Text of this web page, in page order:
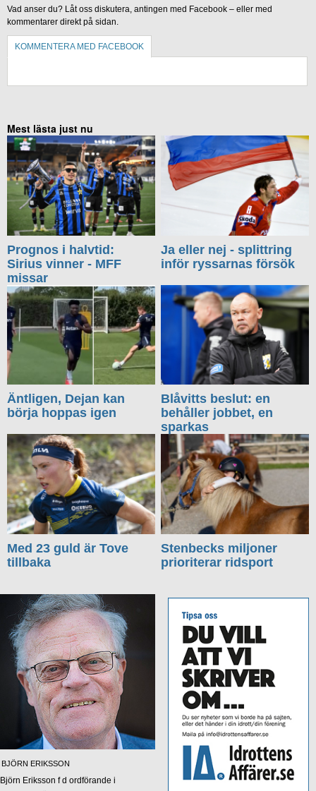
Vad anser du? Låt oss diskutera, antingen med Facebook – eller med
kommentarer direkt på sidan.
KOMMENTERA MED FACEBOOK
Mest lästa just nu
Prognos i halvtid:
Sirius vinner - MFF
missar
Ja eller nej - splittring
inför ryssarnas försök
Äntligen, Dejan kan
börja hoppas igen
Blåvitts beslut: en
behåller jobbet, en
sparkas
Med 23 guld är Tove
tillbaka
Stenbecks miljoner
prioriterar ridsport
BJÖRN ERIKSSON
Björn Eriksson f d ordförande i